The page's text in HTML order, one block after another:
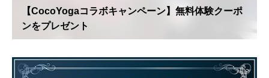
【CocoYogaコラボキャンペーン】無料体験クーポ
ンをプレゼント